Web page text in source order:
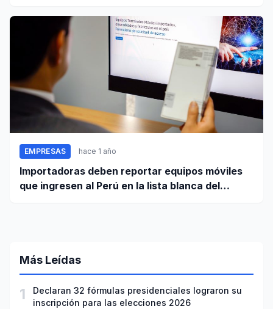
EMPRESAS hace 1 año
Importadoras deben reportar equipos móviles
que ingresen al Perú en la lista blanca del
Más Leídas
1
Declaran 32 fórmulas presidenciales lograron su
inscripción para las elecciones 2026